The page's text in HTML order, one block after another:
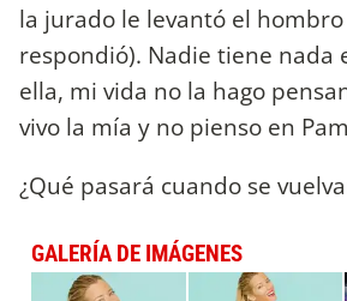
la jurado le levantó el
respondió). Nadie tiene nada
ella, mi vida no la hago
vivo la mía y no pienso en
¿Qué pasará cuando se
GALERÍA DE IMÁGENES